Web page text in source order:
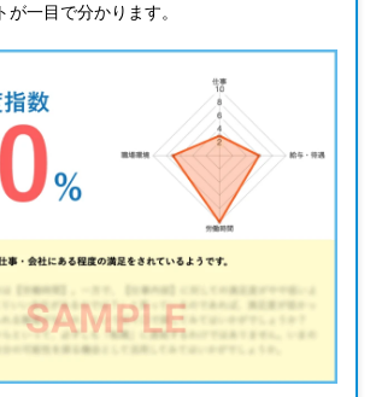
が一目で分かります。